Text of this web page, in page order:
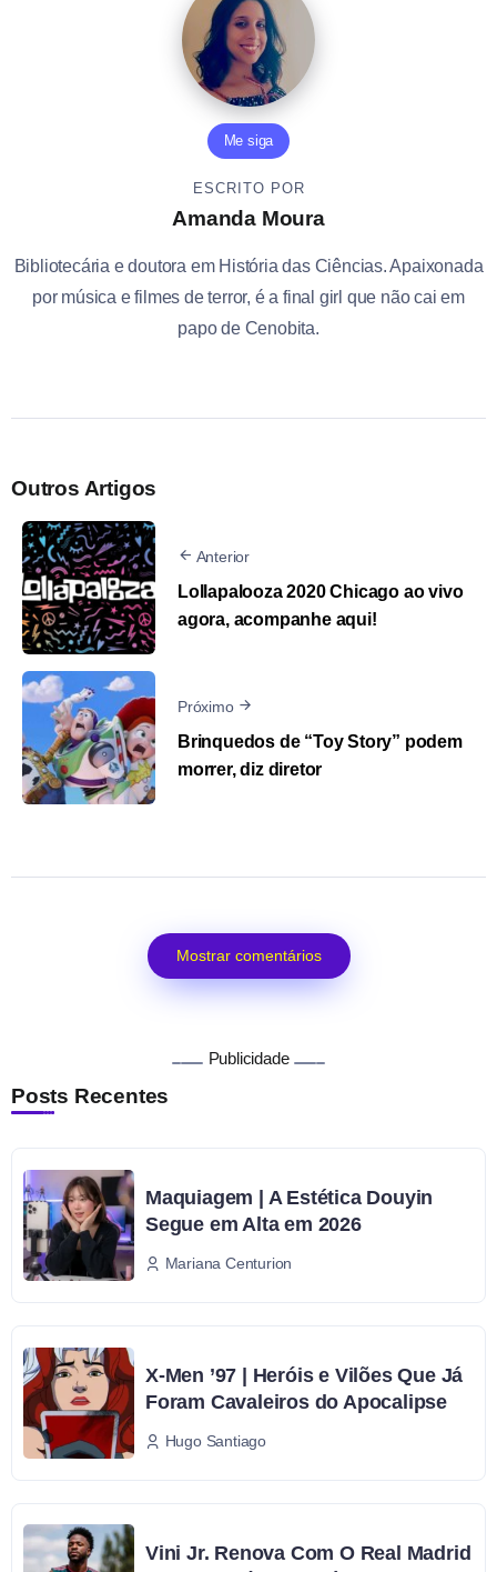
Me siga
ESCRITO POR
Amanda Moura
Bibliotecária e doutora em História das Ciências. Apaixonada
por música e filmes de terror, é a final girl que não cai em
papo de Cenobita.
Outros Artigos
Anterior
Lollapalooza 2020 Chicago ao vivo
agora, acompanhe aqui!
Próximo
Brinquedos de “Toy Story” podem
morrer, diz diretor
Mostrar comentários
Publicidade
Posts Recentes
Maquiagem | A Estética Douyin
Segue em Alta em 2026
Mariana Centurion
X-Men ’97 | Heróis e Vilões Que Já
Foram Cavaleiros do Apocalipse
Hugo Santiago
Vini Jr. Renova Com O Real Madrid